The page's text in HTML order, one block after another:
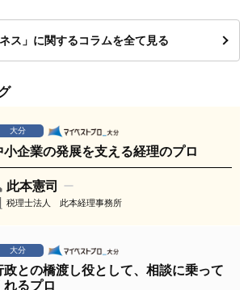
ネス」に関するコラムを全て見る
大分
小企業の発展を支える経理のプロ
此本憲司
税理士法人 此本経理事務所
大分
政との橋渡し役として、相談に乗って
れるプロ